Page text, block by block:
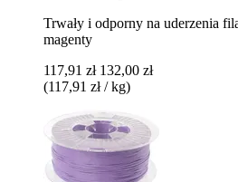
Trwały i odporny na uderzenia
magenty
117,91 zł 132,00 zł
(117,91 zł / kg)